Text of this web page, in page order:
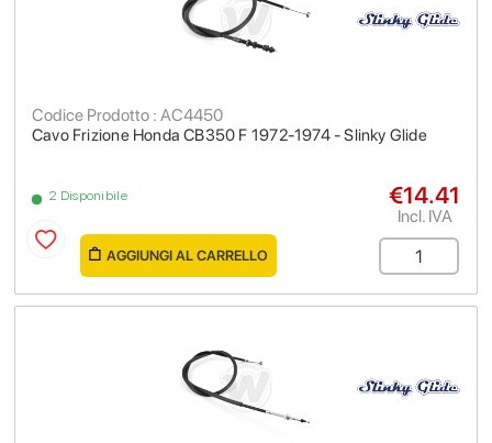
Cavo Frizione Honda CB350 F 1972-1974 - Slinky Glide
Codice Prodotto : AC4450
2 Disponibile €14.41
Incl. IVA
AGGIUNGI AL CARRELLO